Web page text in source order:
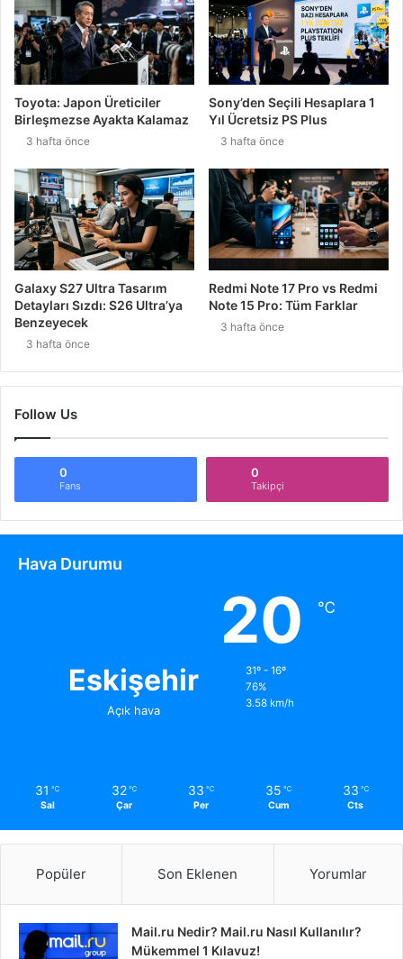
Toyota: Japon Üreticiler
Birleşmezse Ayakta Kalamaz
3 hafta önce
Sony’den Seçili Hesaplara 1
Yıl Ücretsiz PS Plus
3 hafta önce
Galaxy S27 Ultra Tasarım
Detayları Sızdı: S26 Ultra’ya
Benzeyecek
3 hafta önce
Redmi Note 17 Pro vs Redmi
Note 15 Pro: Tüm Farklar
3 hafta önce
Follow Us
0
Fans
0
Takipçi
Hava Durumu
Eskişehir
Açık hava
20 ℃
31º - 16º
76%
3.58 km/h
31 ℃
Sal
32 ℃
Çar
33 ℃
Per
35 ℃
Cum
33 ℃
Cts
Popüler Son Eklenen Yorumlar
Mail.ru Nedir? Mail.ru Nasıl Kullanılır?
Mükemmel 1 Kılavuz!